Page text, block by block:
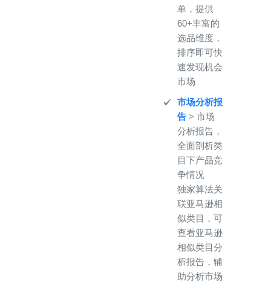
单，提供
60+丰富的
选品维度，
排序即可快
速发现机会
市场
市场分析报
告> 市场
分析报告，
全面剖析类
目下产品竞
争情况
独家算法关
联亚马逊相
似类目，可
查看亚马逊
相似类目分
析报告，辅
助分析市场